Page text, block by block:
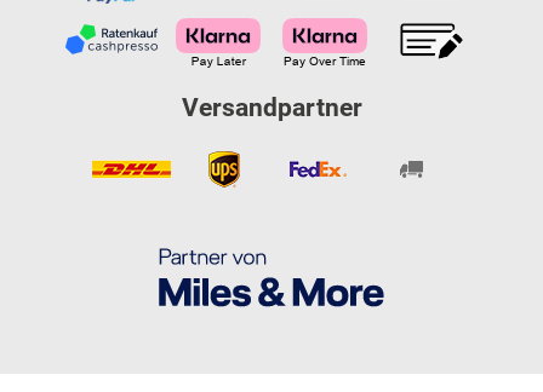
Versandpartner